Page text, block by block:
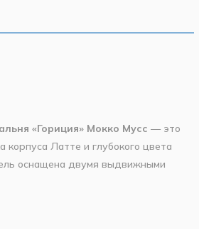
«Гориция» Мокко Мусс — это
корпуса Латте и глубокого цвета
оснащена двумя выдвижными